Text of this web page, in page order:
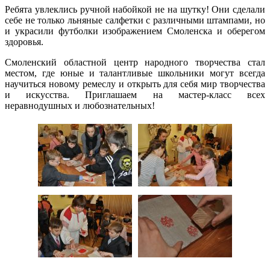
Ребята увлеклись ручной набойкой не на шутку! Они сделали
себе не только льняные салфетки с различными штампами, но
и украсили футболки изображением Смоленска и оберегом
здоровья.
Смоленский областной центр народного творчества стал
местом, где юные и талантливые школьники могут всегда
научиться новому ремеслу и открыть для себя мир творчества
и искусства. Приглашаем на мастер-класс всех
неравнодушных и любознательных!